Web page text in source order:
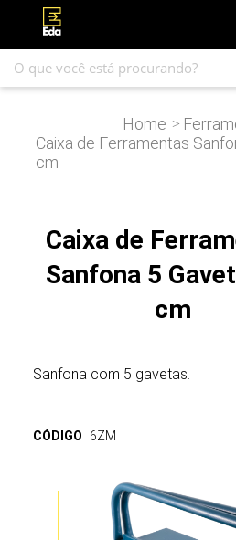
Home >
Caixa de Ferramentas
cm
Caixa de
Sanfona 5
cm
Sanfona com 5 gavetas.
CÓDIGO 6ZM